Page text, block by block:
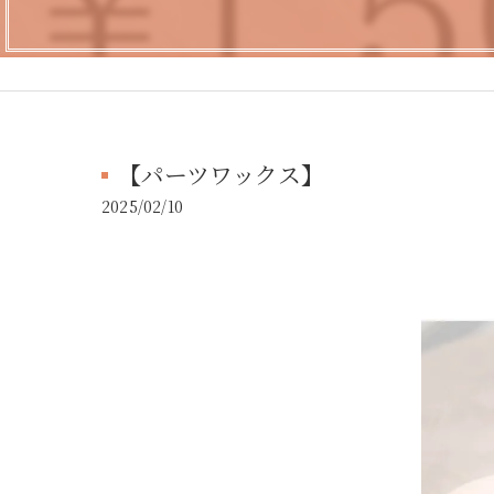
【パーツワックス】
2025/02/10